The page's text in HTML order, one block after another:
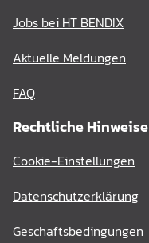
Jobs bei HT BENDIX
Aktuelle Meldungen
FAQ
Rechtliche Hinweise
Cookie-Einstellungen
Datenschutzerklärung
Geschaftsbedingungen